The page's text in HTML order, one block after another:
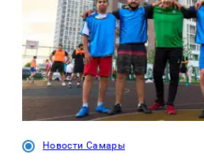
Новости Самары